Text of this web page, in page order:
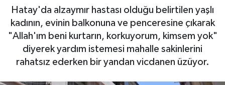
Hatay'da alzaymır hastası olduğu belirtilen yaşlı
kadının, evinin balkonuna ve penceresine çıkarak
"Allah'ım beni kurtarın, korkuyorum, kimsem yok"
diyerek yardım istemesi mahalle sakinlerini
rahatsız ederken bir yandan vicdanen üzüyor.